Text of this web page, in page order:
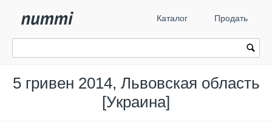
Каталог Продать
5 гривен 2014, Львовская область
[Украина]